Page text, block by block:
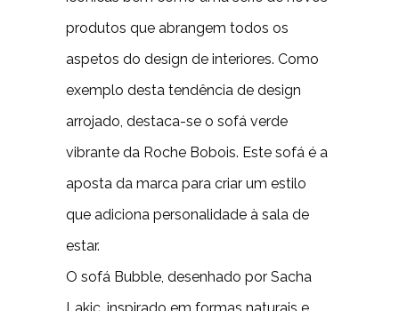
produtos que abrangem todos os
aspetos do design de interiores. Como
exemplo desta tendência de design
arrojado, destaca-se o sofá verde
vibrante da Roche Bobois. Este sofá é a
aposta da marca para criar um estilo
que adiciona personalidade à sala de
estar.
O sofá Bubble, desenhado por Sacha